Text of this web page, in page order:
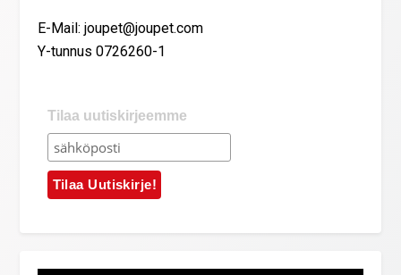
E-Mail: joupet@joupet.com
Y-tunnus 0726260-1
Tilaa uutiskirjeemme